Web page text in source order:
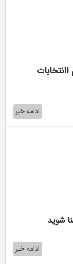
دور دوم اانتخابات
ادامه خبر
شوید
ادامه خبر